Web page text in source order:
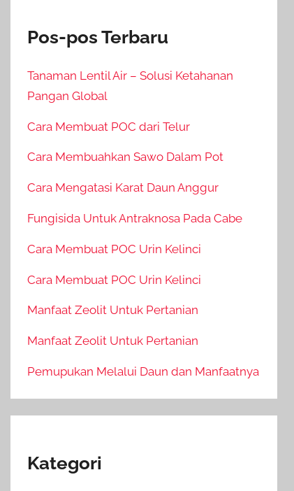
Pos-pos Terbaru
Tanaman Lentil Air – Solusi Ketahanan
Pangan Global
Cara Membuat POC dari Telur
Cara Membuahkan Sawo Dalam Pot
Cara Mengatasi Karat Daun Anggur
Fungisida Untuk Antraknosa Pada Cabe
Cara Membuat POC Urin Kelinci
Cara Membuat POC Urin Kelinci
Manfaat Zeolit Untuk Pertanian
Manfaat Zeolit Untuk Pertanian
Pemupukan Melalui Daun dan Manfaatnya
Kategori